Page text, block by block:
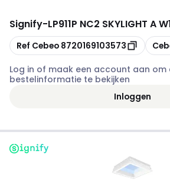
Signify-LP911P NC2 SKYLIGHT A
Kopiëren
Ref Cebeo 8720169103573
Log in of maak een account aan om
bestelinformatie te bekijken
Inloggen